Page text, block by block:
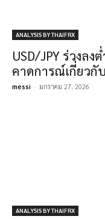
ANALYSIS BY THAIFRX
USD/JPY ร่วงล
คาดการณ์เกี่ยวกั
messi - มกราคม 27, 2026
ANALYSIS BY THAIFRX